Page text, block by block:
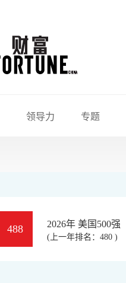
领导力 专题
488 2026年 美国500强
(上一年排名：480 )